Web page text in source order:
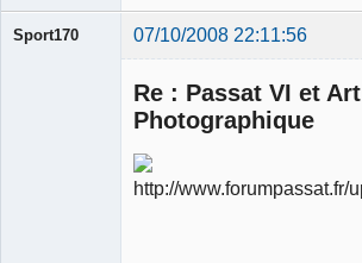
Sport170 07/10/2008 22:11:56
Re : Passat VI et Art
Photographique